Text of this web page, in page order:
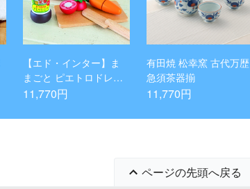
【エド・インター】ま
まごと ピエトロドレッ
シング サラダセット
11,770円
有田焼 松幸窯 古代万歴
急須茶器揃
11,770円
ページの先頭へ戻る